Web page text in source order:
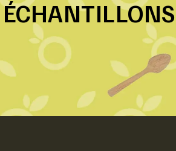
ÉCHANTILLONS